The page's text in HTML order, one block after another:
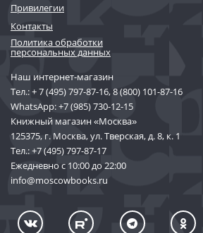
Привилегии
Контакты
Политика обработки
персональных данных
Наш интернет-магазин
Тел.:+ 7 (495) 797-87-16,8 (800) 101-87-16
WhatsApp:+7 (985) 730-12-15
Книжный магазин «Москва»
125375, г. Москва, ул. Тверская, д. 8, к. 1
Тел.:+7 (495) 797-87-17
Ежедневно с 10:00 до 22:00
info@moscowbooks.ru